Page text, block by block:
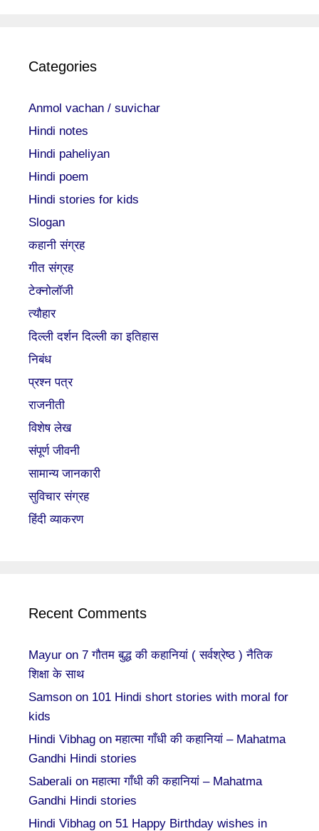
Categories
Anmol vachan / suvichar
Hindi notes
Hindi paheliyan
Hindi poem
Hindi stories for kids
Slogan
कहानी संग्रह
गीत संग्रह
टेक्नोलॉजी
त्यौहार
दिल्ली दर्शन दिल्ली का इतिहास
निबंध
प्रश्न पत्र
राजनीती
विशेष लेख
संपूर्ण जीवनी
सामान्य जानकारी
सुविचार संग्रह
हिंदी व्याकरण
Recent Comments
Mayur on 7 गौतम बुद्ध की कहानियां ( सर्वश्रेष्ठ ) नैतिक
शिक्षा के साथ
Samson on 101 Hindi short stories with moral for
kids
Hindi Vibhag onमहात्मा गाँधी की कहानियां – Mahatma
Gandhi Hindi stories
Saberali onमहात्मा गाँधी की कहानियां – Mahatma
Gandhi Hindi stories
Hindi Vibhag on 51 Happy Birthday wishes in